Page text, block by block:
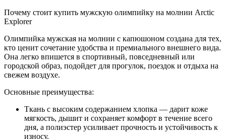
Почему стоит купить мужскую олимпийку на молнии Arctic
Explorer
Олимпийка мужская на молнии с капюшоном создана для тех,
кто ценит сочетание удобства и премиального внешнего вида.
Она легко впишется в спортивный, повседневный или
городской образ, подойдет для прогулок, поездок и отдыха на
свежем воздухе.
Основные преимущества:
Ткань с высоким содержанием хлопка — дарит коже
мягкость, дышит и сохраняет комфорт в течение всего
дня, а полиэстер усиливает прочность и устойчивость к
износу.